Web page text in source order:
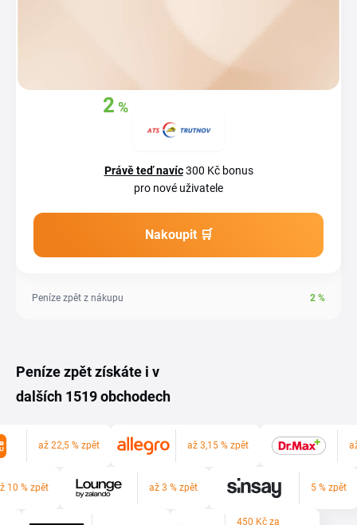
2 %z
Právě teď navíc300 Kč bonus
pro nové uživatele
Nakoupit 🛒
Peníze zpět z nákupu 2 %
Peníze zpět získáte i v
dalších 1519 obchodech
až 22,5 % zpět až 3,15 % zpět
10 % zpět až 3 % zpět 5 % zpět
450 Kč za